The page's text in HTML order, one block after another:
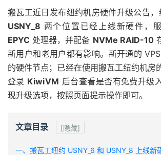
搬瓦工近日发布纽约机房硬件升级公告，
USNY_8 两个位置已经上线新硬件，
EPYC 处理器，并配备 NVMe RAID-10
新用户和老用户都有影响。新开通的
的硬件节点；已经在使用搬瓦工纽约机房
登录 KiwiVM 后台查看是否有免费升级
现升级选项，按照页面提示操作即可。
文章目录 [隐藏]
一、搬瓦工纽约 USNY_6 和 USNY_8 上线新